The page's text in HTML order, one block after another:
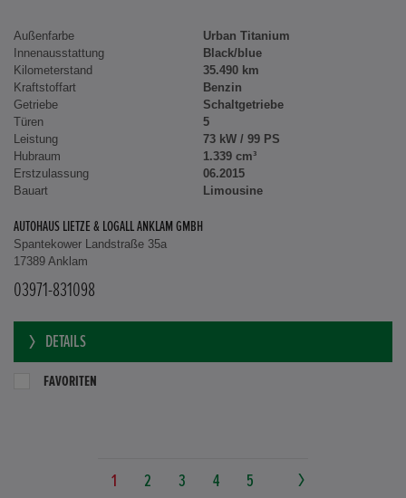
Außenfarbe
Urban Titanium
Innenausstattung
Black/blue
Kilometerstand
35.490 km
Kraftstoffart
Benzin
Getriebe
Schaltgetriebe
Türen
5
Leistung
73 kW / 99 PS
Hubraum
1.339 cm³
Erstzulassung
06.2015
Bauart
Limousine
AUTOHAUS LIETZE & LOGALL ANKLAM GMBH
Spantekower Landstraße 35a
17389 Anklam
03971-831098
DETAILS
FAVORITEN
1 2 3 4 5